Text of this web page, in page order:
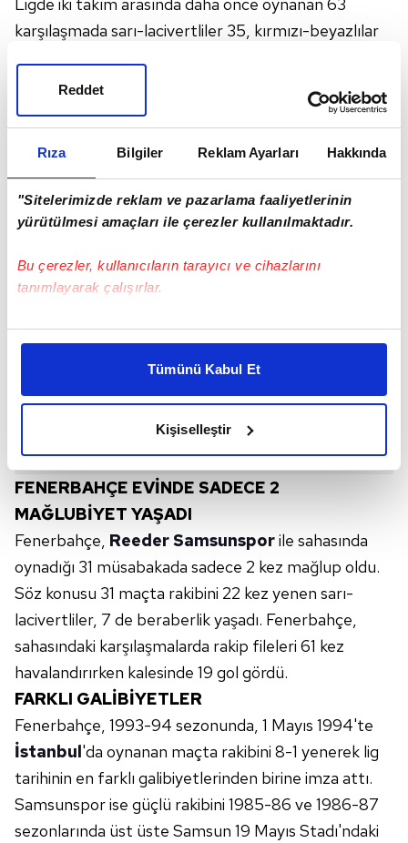
Rıza Bilgiler Reklam Ayarları Hakkında
"Sitelerimizde reklam ve pazarlama faaliyetlerinin
yürütülmesi amaçları ile çerezler kullanılmaktadır.
Bu çerezler, kullanıcıların tarayıcı ve cihazlarını
tanımlayarak çalışırlar.
Bu çerezlere izin vermeniz halinde sizlere özel
daha iyi reklam deneyimi yaşatabiliriz. Bunu yaparken
amacımızın size daha iyi bir reklam deneyimi sunmak
elimizden gelen çabayı gösterdiğimizi ve bu noktada,
kalemimiz olduğunu sizlere hatırlatmak isteriz.
Her halükârda, kullanıcılar, bu çerezlere izin vermedikleri
takdirde, kullanıcılara hedefli reklamlar
gösterilmeyecektir."
Sizlere daha iyi bir hizmet sunabilmek için İnternet
Sitemizde kendimize ve üçüncü kişilere ait çerezler
kullanılmaktadır. Bu çerezler vasıtasıyla çeşitli kişisel
verileriniz işlenmekte olup gerekli olan çerezler bilgi
toplumu hizmetlerinin sunulması amacıyla
kullanılmaktadır. Diğer çerezler, sitemizin daha işlevsel
kılınması ve kişiselleştirilmesi ve sizlere yönelik
reklam/pazarlama faaliyetlerinin yapılması, amaçlarıyla
sınırlı olarak açık rızanız dahilinde kullanılacaktır.
Çerezlere ilişkin tercihlerinizi aşağıda yer alan panel
Tümünü Kabul Et
Kişiselleştir
Reddet
Ligde iki takım arasında daha önce oynanan 63
karşılaşmada sarı-lacivertliler 35, kırmızı-beyazlılar
sonuçlandı. Fenerbahçe'nin 110 golüne, Samsunspor
60 golle cevap verdi. Bu sezon ligin ilk yarısında
erdi.
FENERBAHÇE EVİNDE SADECE 2
MAĞLUBİYET YAŞADI
Fenerbahçe, Reeder Samsunsporile sahasında
oynadığı 31 müsabakada sadece 2 kez mağlup oldu.
Söz konusu 31 maçta rakibini 22 kez yenen sarı-
lacivertliler, 7 de beraberlik yaşadı. Fenerbahçe,
sahasındaki karşılaşmalarda rakip fileleri 61 kez
havalandırırken kalesinde 19 gol gördü.
FARKLI GALİBİYETLER
Fenerbahçe, 1993-94 sezonunda, 1 Mayıs 1994'te
İstanbul'da oynanan maçta rakibini 8-1 yenerek lig
tarihinin en farklı galibiyetlerinden birine imza attı.
Samsunspor ise güçlü rakibini 1985-86 ve 1986-87
sezonlarında üst üste Samsun 19 Mayıs Stadı'ndaki